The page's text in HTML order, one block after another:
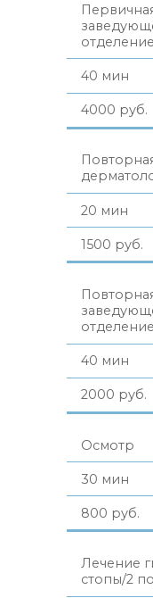
40 мин
4000 руб.
20 мин
1500 руб.
40 мин
2000 руб.
Осмотр
30 мин
800 руб.
Лечение
стопы/2